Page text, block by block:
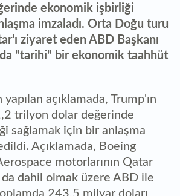
ekonomik işbirliği
imzaladı. Orta Doğu turu
ziyaret eden ABD Başkanı
"tarihi" bir ekonomik taahhüt
açıklamada, Trump'ın
trilyon dolar değerinde
sağlamak için bir anlaşma
Açıklamada, Boeing
motorlarının Qatar
da dahil olmak üzere ABD ile
243,5 milyar doları